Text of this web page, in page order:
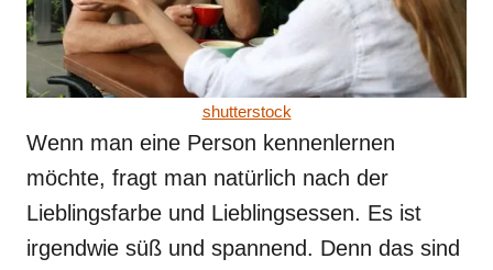
shutterstock
Wenn man eine Person kennenlernen
möchte, fragt man natürlich nach der
Lieblingsfarbe und Lieblingsessen. Es ist
irgendwie süß und spannend. Denn das sind